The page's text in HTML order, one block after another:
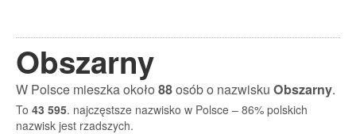
Obszarny
W Polsce mieszka około88osób o nazwisku Obszarny.
To 43 595. najczęstsze nazwisko w Polsce – 86% polskich
nazwisk jest rzadszych.